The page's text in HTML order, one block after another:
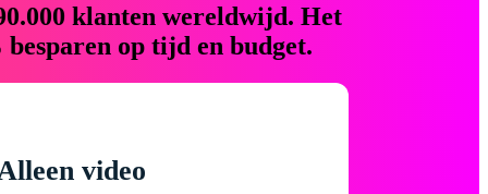
klanten wereldwijd. Het
op tijd en budget.
video